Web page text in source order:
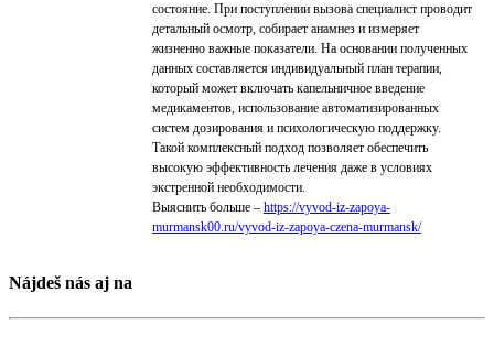
состояние. При поступлении вызова специалист проводит
детальный осмотр, собирает анамнез и измеряет
жизненно важные показатели. На основании полученных
данных составляется индивидуальный план терапии,
который может включать капельничное введение
медикаментов, использование автоматизированных
систем дозирования и психологическую поддержку.
Такой комплексный подход позволяет обеспечить
высокую эффективность лечения даже в условиях
экстренной необходимости.
Выяснить больше – https://vyvod-iz-zapoya-
murmansk00.ru/vyvod-iz-zapoya-czena-murmansk/
Nájdeš nás aj na